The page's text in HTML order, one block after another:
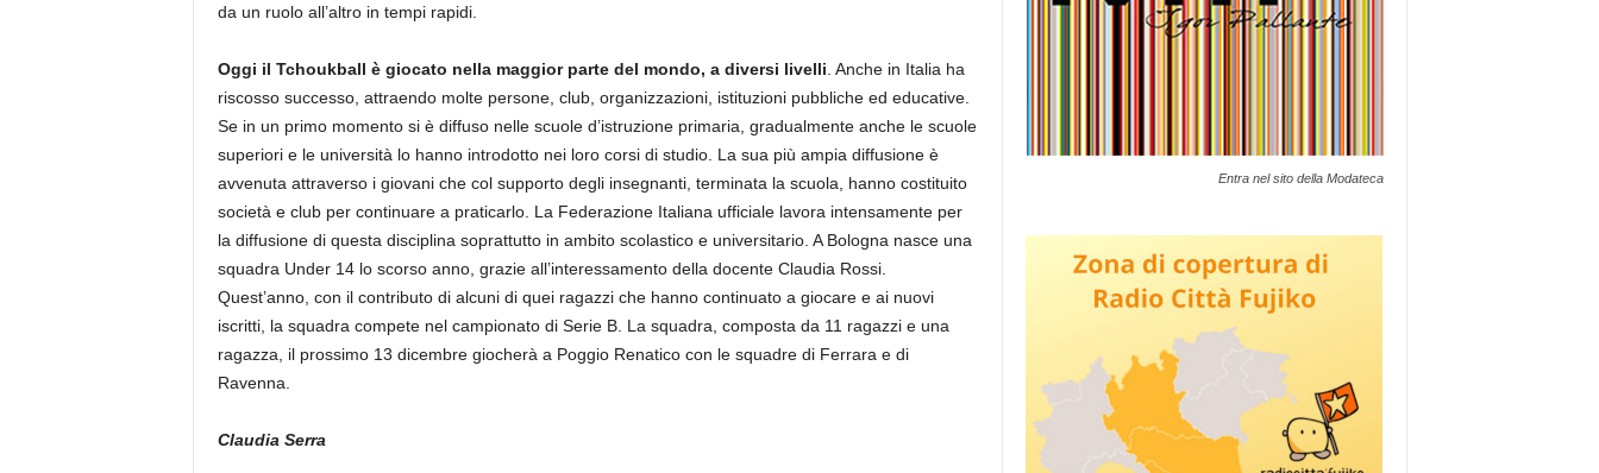
da un ruolo all’altro in tempi rapidi.
Oggi il Tchoukball è giocato nella maggior parte del mondo, a diversi livelli . Anche in Italia ha
riscosso successo, attraendo molte persone, club, organizzazioni, istituzioni pubbliche ed educative.
Se in un primo momento si è diffuso nelle scuole d’istruzione primaria, gradualmente anche le scuole
superiori e le università lo hanno introdotto nei loro corsi di studio. La sua più ampia diffusione è
avvenuta attraverso i giovani che col supporto degli insegnanti, terminata la scuola, hanno costituito
società e club per continuare a praticarlo. La Federazione Italiana ufficiale lavora intensamente per
la diffusione di questa disciplina soprattutto in ambito scolastico e universitario. A Bologna nasce una
squadra Under 14 lo scorso anno, grazie all’interessamento della docente Claudia Rossi.
Quest’anno, con il contributo di alcuni di quei ragazzi che hanno continuato a giocare e ai nuovi
iscritti, la squadra compete nel campionato di Serie B. La squadra, composta da 11 ragazzi e una
ragazza, il prossimo 13 dicembre giocherà a Poggio Renatico con le squadre di Ferrara e di
Ravenna.
Claudia Serra
Entra nel sito della Modateca